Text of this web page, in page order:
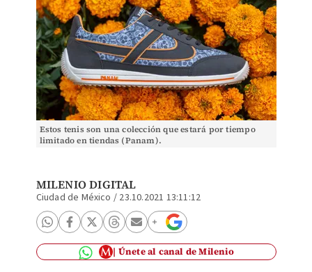
Estos tenis son una colección que estará por tiempo
limitado en tiendas (Panam).
MILENIO DIGITAL
Ciudad de México / 23.10.2021 13:11:12
Únete al canal de Milenio